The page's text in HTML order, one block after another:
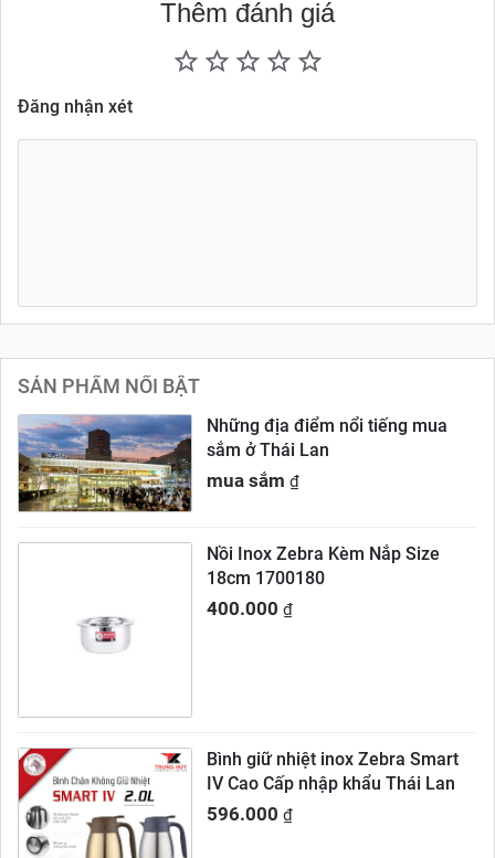
Thêm đánh giá
Đăng nhận xét
SẢN PHẨM NỔI BẬT
Những địa điểm nổi tiếng mua
sắm ở Thái Lan
mua sắm ₫
Nồi Inox Zebra Kèm Nắp Size
18cm 1700180
400.000 ₫
Bình giữ nhiệt inox Zebra Smart
IV Cao Cấp nhập khẩu Thái Lan
596.000 ₫